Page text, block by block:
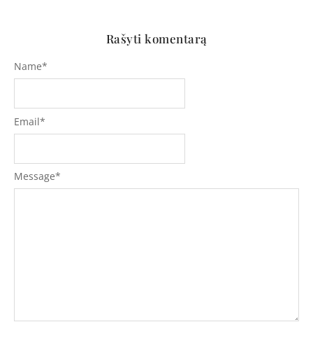
Rašyti komentarą
Message*
Name*
Email*